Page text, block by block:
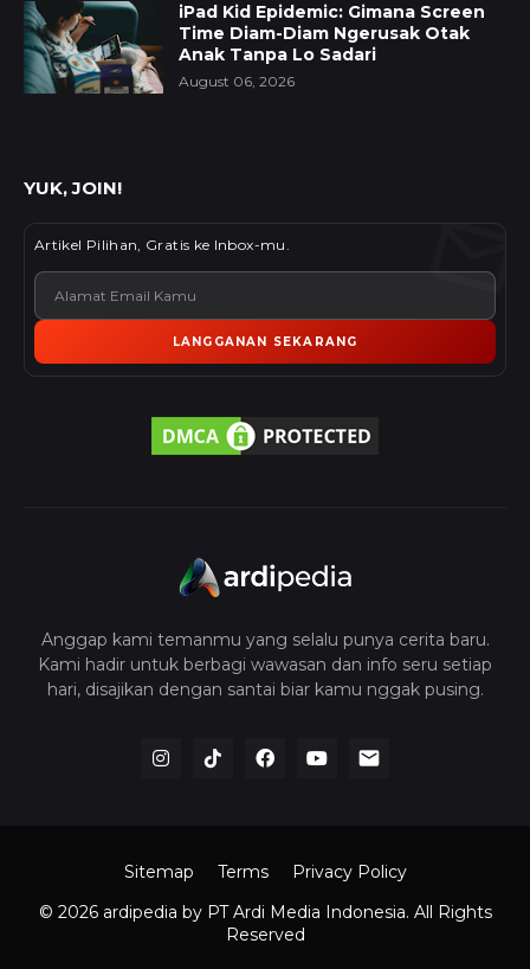
iPad Kid Epidemic: Gimana Screen
Time Diam-Diam Ngerusak Otak
Anak Tanpa Lo Sadari
August 06, 2026
YUK, JOIN!
Artikel Pilihan, Gratis ke Inbox-mu.
LANGGANAN SEKARANG
Anggap kami temanmu yang selalu punya cerita baru.
Kami hadir untuk berbagi wawasan dan info seru setiap
hari, disajikan dengan santai biar kamu nggak pusing.
© 2026 ardipedia by PT Ardi Media Indonesia. All Rights
Reserved
Sitemap Terms Privacy Policy